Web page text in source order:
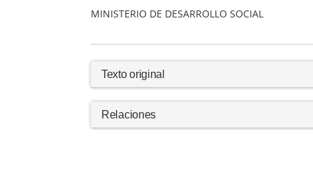
MINISTERIO DE DESARROLLO SOCIAL
Texto original
Relaciones